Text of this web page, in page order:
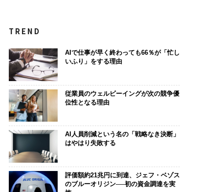
TREND
AIで仕事が早く終わっても66％が「忙し
いふり」をする理由
従業員のウェルビーイングが次の競争優
位性となる理由
AI人員削減という名の「戦略なき決断」
はやはり失敗する
評価額約21兆円に到達、ジェフ・ベゾス
のブルーオリジン──初の資金調達を実